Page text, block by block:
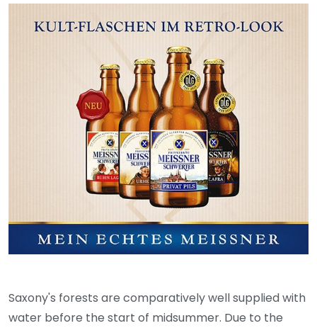
Saxony's forests are comparatively well supplied with
water before the start of midsummer. Due to the